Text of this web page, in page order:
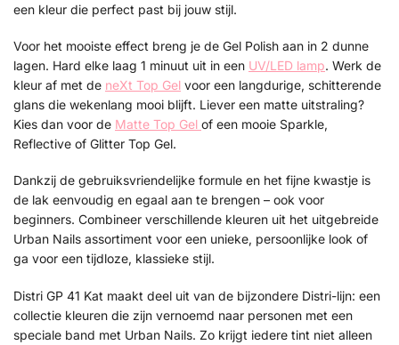
een kleur die perfect past bij jouw stijl.
Voor het mooiste effect breng je de Gel Polish aan in 2 dunne
lagen. Hard elke laag 1 minuut uit in een UV/LED lamp. Werk de
kleur af met de neXt Top Gel voor een langdurige, schitterende
glans die wekenlang mooi blijft. Liever een matte uitstraling?
Kies dan voor de Matte Top Gel of een mooie Sparkle,
Reflective of Glitter Top Gel.
Dankzij de gebruiksvriendelijke formule en het fijne kwastje is
de lak eenvoudig en egaal aan te brengen – ook voor
beginners. Combineer verschillende kleuren uit het uitgebreide
Urban Nails assortiment voor een unieke, persoonlijke look of
ga voor een tijdloze, klassieke stijl.
Distri GP 41 Kat maakt deel uit van de bijzondere Distri-lijn: een
collectie kleuren die zijn vernoemd naar personen met een
speciale band met Urban Nails. Zo krijgt iedere tint niet alleen